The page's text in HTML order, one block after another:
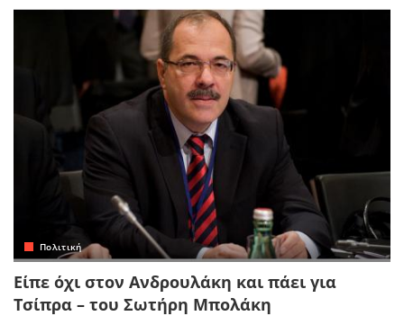
Πολιτική
Είπε όχι στον Ανδρουλάκη και πάει για
Τσίπρα – του Σωτήρη Μπολάκη